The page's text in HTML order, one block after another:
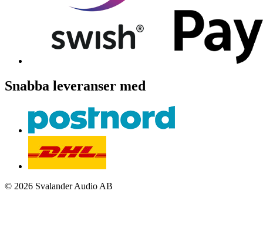
Snabba leveranser med
© 2026 Svalander Audio AB